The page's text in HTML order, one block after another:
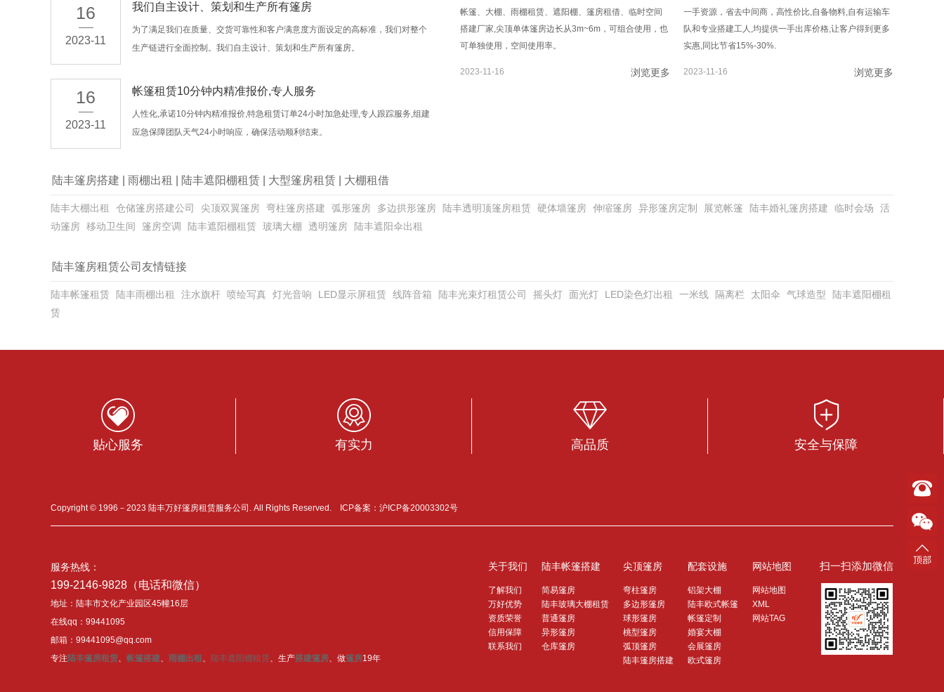
16
2023-11
我们自主设计、策划和生产所有篷房
为了满足我们在质量、交货可靠性和客户满意度方面设定的高标准，我们对整个
生产链进行全面控制。我们自主设计、策划和生产所有篷房。
16
2023-11
帐篷租赁10分钟内精准报价,专人服务
人性化,承诺10分钟内精准报价,特急租赁订单24小时加急处理,专人跟踪服务,组建
应急保障团队天气24小时响应，确保活动顺利结束。
帐篷、大棚、雨棚租赁、遮阳棚、篷房租借、临时空间
搭建厂家,尖顶单体篷房边长从3m~6m，可组合使用，也
可单独使用，空间使用率。
2023-11-16 浏览更多
一手资源，省去中间商，高性价比,自备物料,自有运输车
队和专业搭建工人,均提供一手出库价格,让客户得到更多
实惠,同比节省15%-30%.
2023-11-16 浏览更多
陆丰篷房搭建 雨棚出租 陆丰遮阳棚租赁 大型篷房租赁 大棚租借
陆丰大棚出租 仓储篷房搭建公司 尖顶双翼篷房 弯柱篷房搭建 弧形篷房 多边拱形篷房 陆丰透明顶篷房租赁 硬体墙篷房 伸缩篷房 异形篷房定制 展览帐篷 陆丰婚礼篷房搭建 临时会场
活
动篷房
移动卫生间 篷房空调 陆丰遮阳棚租赁 玻璃大棚 透明篷房 陆丰遮阳伞出租
陆丰篷房租赁公司友情链接
陆丰帐篷租赁 陆丰雨棚出租 注水旗杆 喷绘写真 灯光音响 LED显示屏租赁 线阵音箱 陆丰光束灯租赁公司 摇头灯 面光灯 LED染色灯出租 一米线 隔离栏 太阳伞 气球造型
陆丰遮阳棚租
赁
贴心服务 有实力 高品质 安全与保障
Copyright © 1996－2023 陆丰万好篷房租赁服务公司. All Rights Reserved. ICP备案： 沪ICP备20003302号
服务热线：
199-2146-9828（电话和微信）
地址：陆丰市文化产业园区45幢16层
在线qq：99441095
邮箱：99441095@qq.com
专注 陆丰篷房租赁、 帐篷搭建、 雨棚出租 、 陆丰遮阳棚租赁、生产搭建篷房、做篷房19年
关于我们
了解我们
万好优势
资质荣誉
信用保障
联系我们
陆丰帐篷搭建
简易篷房
陆丰玻璃大棚租赁
普通篷房
异形篷房
仓库篷房
尖顶篷房
弯柱篷房
多边形篷房
球形篷房
桃型篷房
弧顶篷房
陆丰篷房搭建
配套设施
铝架大棚
陆丰欧式帐篷
帐篷定制
婚宴大棚
会展篷房
欧式篷房
网站地图
网站地图
XML
网站TAG
扫一扫添加微信